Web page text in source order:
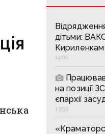
дітьми:
Кириленкам
14:00
на позиції
єпархії
13:53